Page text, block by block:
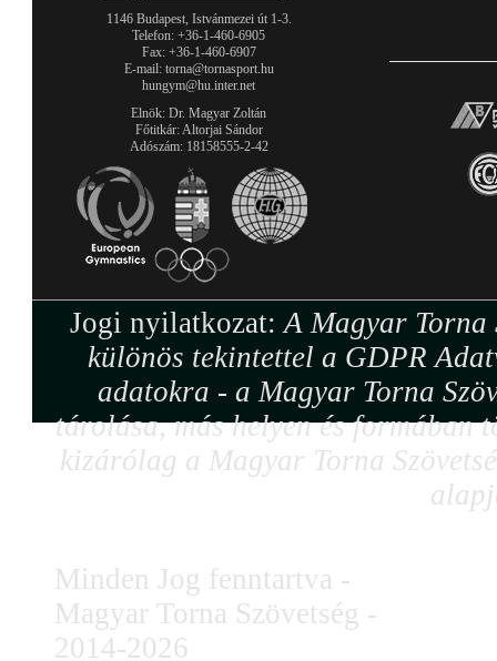
1146 Budapest, Istvánmezei út 1-3.
Telefon: +36-1-460-6905
Fax: +36-1-460-6907
E-mail: torna@tornasport.hu
hungym@hu.inter.net
Elnök: Dr. Magyar Zoltán
Főtitkár: Altorjai Sándor
Adószám: 18158555-2-42
Jogi nyilatkozat:A Magyar Torna
különös tekintettel a GDPR
adatokra - a Magyar Torna
tárolása, más helyen és formában
kizárólag a Magyar Torna
Minden Jog fenntartva -
Magyar Torna Szövetség -
2014-2026